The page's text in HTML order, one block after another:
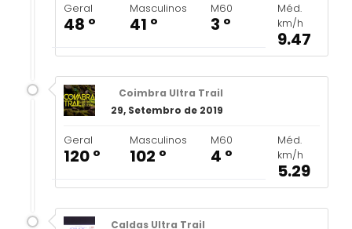
Geral
48 º
Masculinos
41 º
M60
3 º
Méd.
km/h
9.47
Coimbra Ultra Trail
29, Setembro de 2019
Geral
120 º
Masculinos
102 º
M60
4 º
Méd.
km/h
5.29
Caldas Ultra Trail